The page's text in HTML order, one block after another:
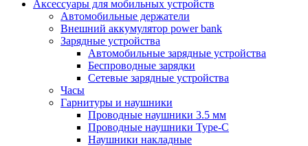
Аксессуары для мобильных устройств
Автомобильные держатели
Внешний аккумулятор power bank
Зарядные устройства
Автомобильные зарядные устройства
Беспроводные зарядки
Сетевые зарядные устройства
Часы
Гарнитуры и наушники
Проводные наушники 3.5 мм
Проводные наушники Type-C
Наушники накладные